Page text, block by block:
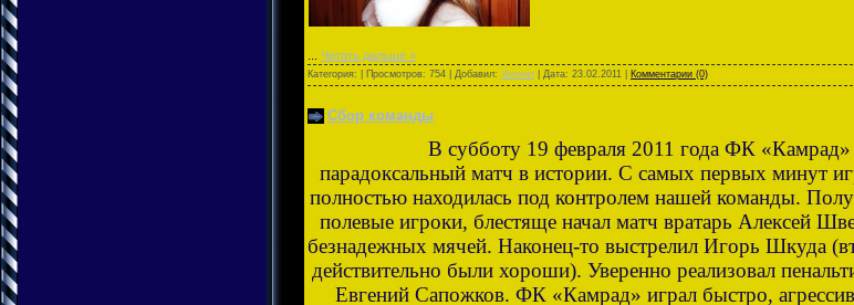
Читать дальше »
Категория: | Просмотров: 754 | Добавил: Voronin | Дата: 23.02.2011 Комментарии (0)
Сбор команды
В субботу 19 февраля 2011 года ФК
парадоксальный матч в истории. С самых первых минут
полностью находилась под контролем нашей команды.
полевые игроки, блестяще начал матч вратарь Алексей
безнадежных мячей. Наконец-то выстрелил Игорь Шкуда
действительно были хороши). Уверенно реализовал
Евгений Сапожков. ФК «Камрад» играл быстро,